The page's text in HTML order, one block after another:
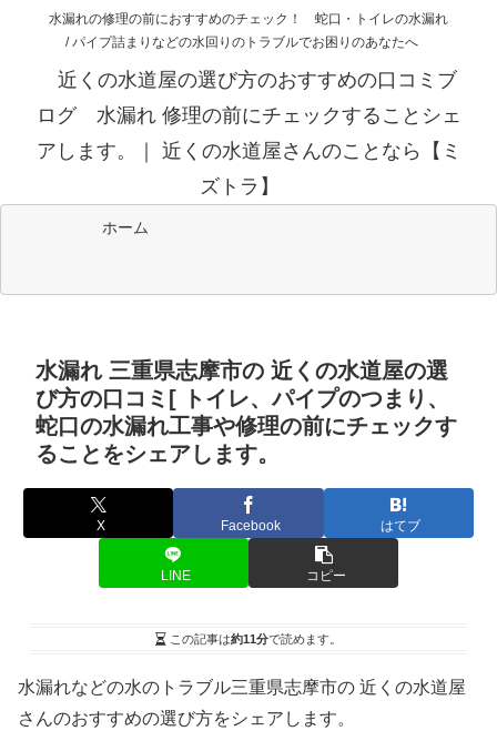
水漏れの修理の前におすすめのチェック！ 蛇口・トイレの水漏れ
/ パイプ詰まりなどの水回りのトラブルでお困りのあなたへ
近くの水道屋の選び方のおすすめの口コミブ
ログ 水漏れ 修理の前にチェックすることシェ
アします。｜ 近くの水道屋さんのことなら【ミ
ズトラ】
ホーム
水漏れ 三重県志摩市の 近くの水道屋の選
び方の口コミ[ トイレ、パイプのつまり、
蛇口の水漏れ工事や修理の前にチェックす
ることをシェアします。
X Facebook はてブ
LINE コピー
この記事は約11分で読めます。
水漏れなどの水のトラブル三重県志摩市の 近くの水道屋
さんのおすすめの選び方をシェアします。